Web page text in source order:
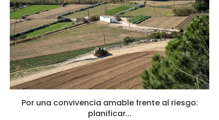
Por una convivencia amable frente al riesgo:
planificar...